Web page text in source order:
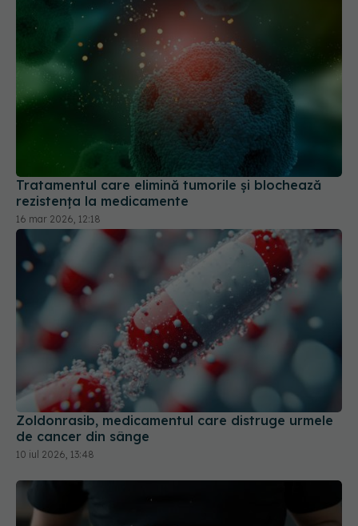
Tratamentul care elimină tumorile și blochează
rezistența la medicamente
16 mar 2026, 12:18
Zoldonrasib, medicamentul care distruge urmele
de cancer din sânge
10 iul 2026, 13:48